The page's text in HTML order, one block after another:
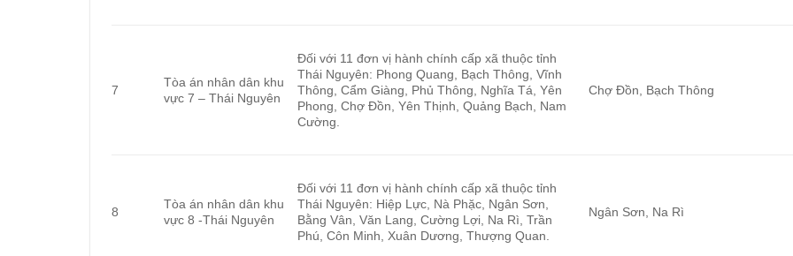
7
Tòa án nhân dân khu
vực 7 – Thái Nguyên
Đối với 11 đơn vị hành chính cấp xã thuộc tỉnh
Thái Nguyên: Phong Quang, Bạch Thông, Vĩnh
Thông, Cẩm Giàng, Phủ Thông, Nghĩa Tá, Yên
Phong, Chợ Đồn, Yên Thịnh, Quảng Bạch, Nam
Cường.
Chợ Đồn, Bạch Thông
8
Tòa án nhân dân khu
vực 8 -Thái Nguyên
Đối với 11 đơn vị hành chính cấp xã thuộc tỉnh
Thái Nguyên: Hiệp Lực, Nà Phặc, Ngân Sơn,
Bằng Vân, Văn Lang, Cường Lợi, Na Rì, Trần
Phú, Côn Minh, Xuân Dương, Thượng Quan.
Ngân Sơn, Na Rì